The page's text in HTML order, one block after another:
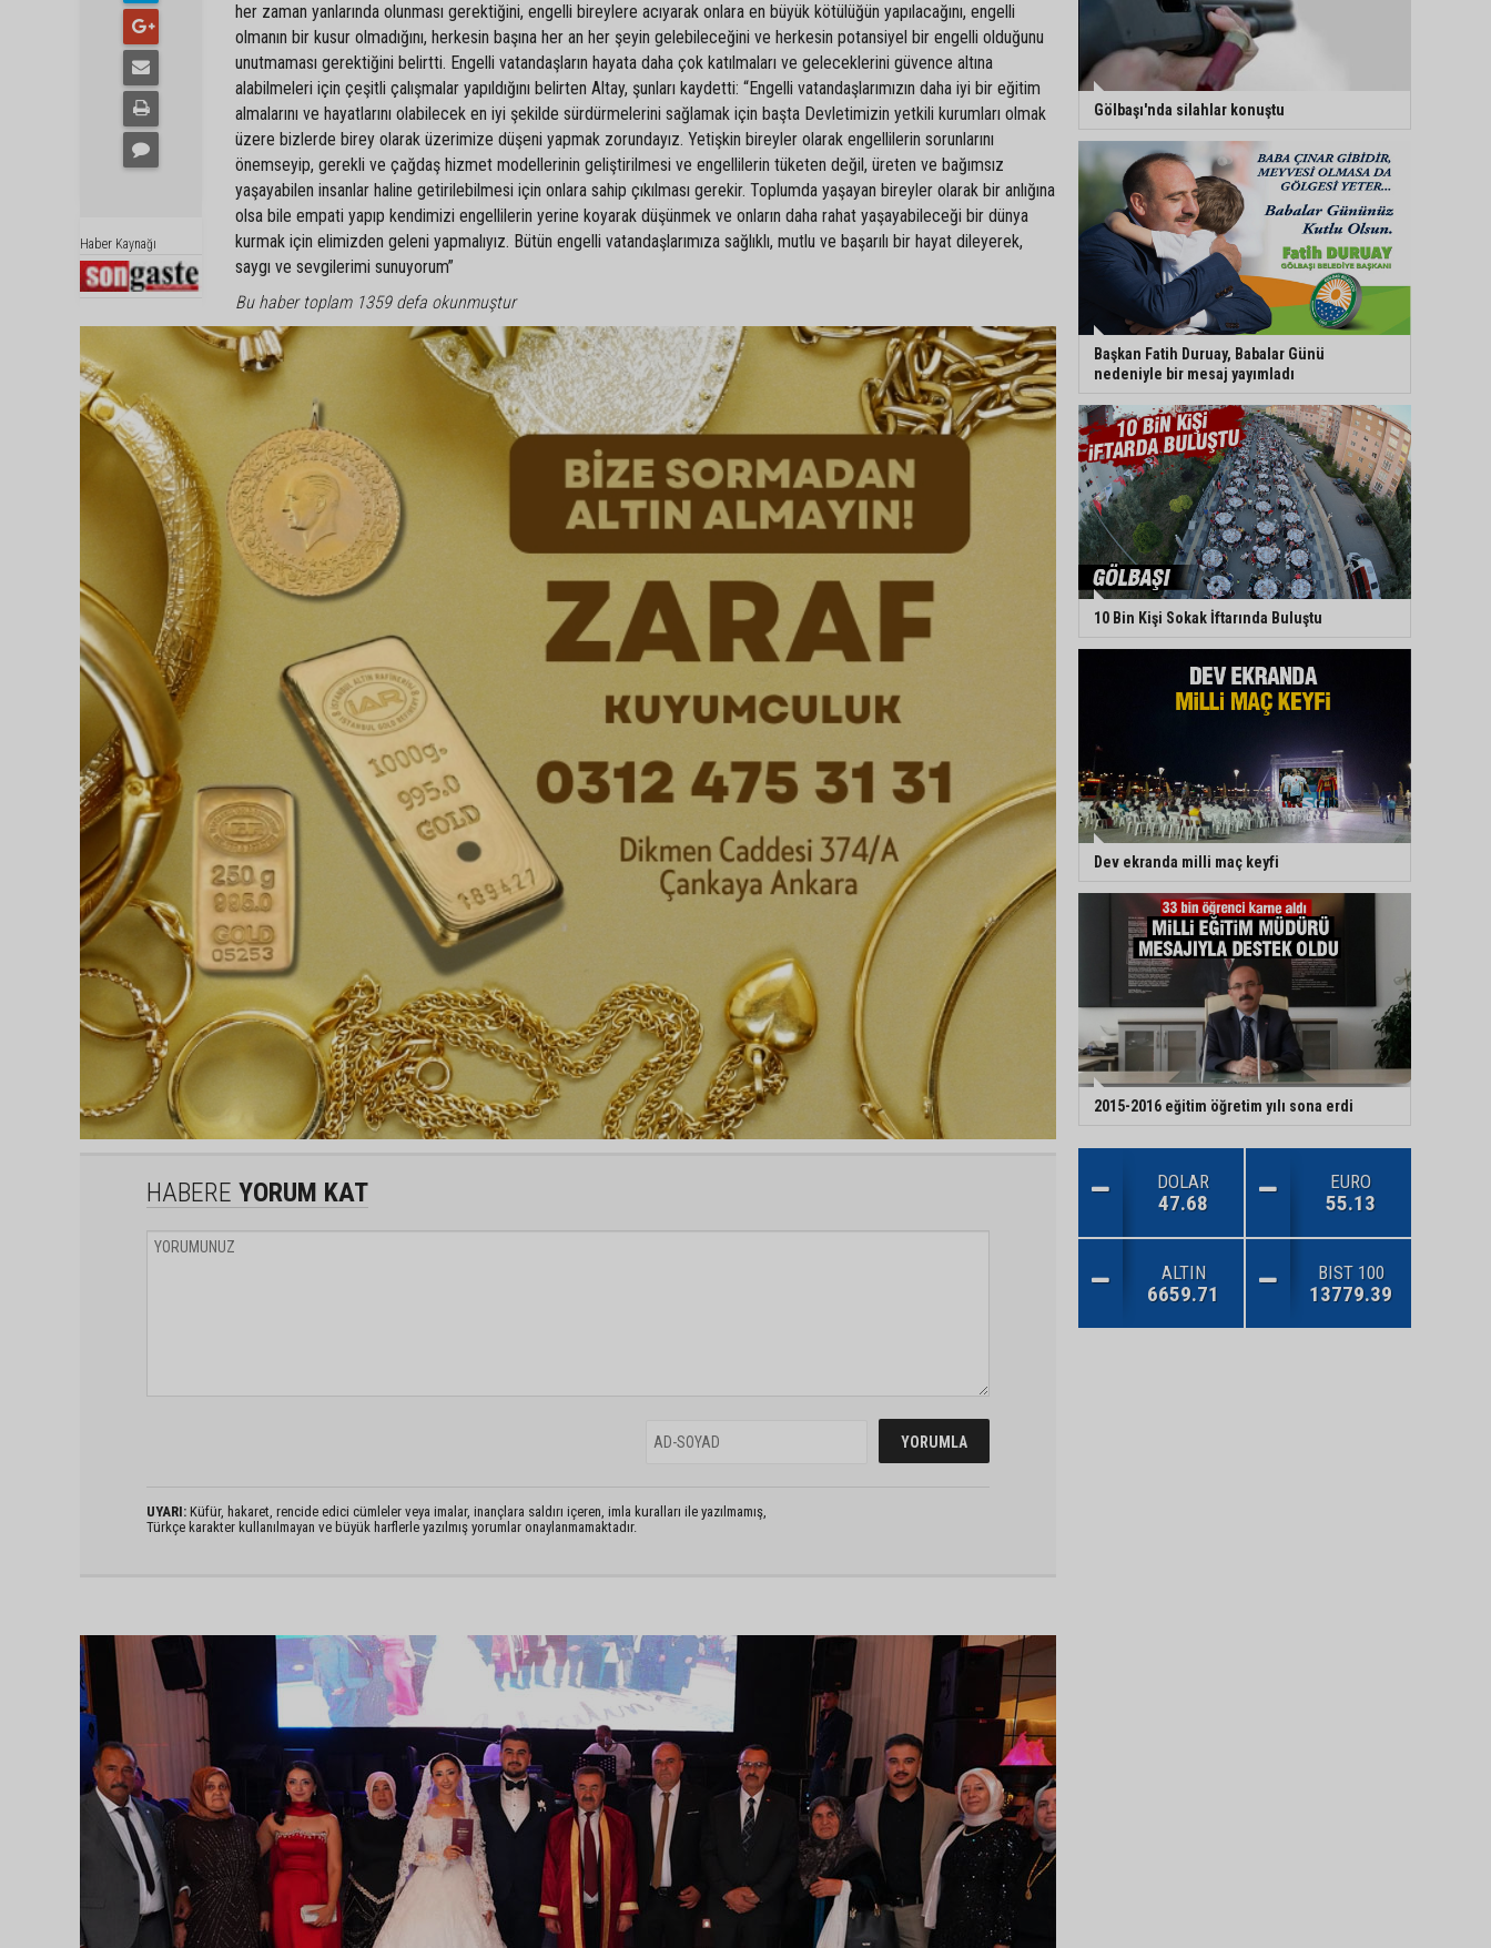
Haber Kaynağı
her zaman yanlarında olunması gerektiğini, engelli bireylere acıyarak onlara en büyük kötülüğün yapılacağını, engelli
olmanın bir kusur olmadığını, herkesin başına her an her şeyin gelebileceğini ve herkesin potansiyel bir engelli olduğunu
unutmaması gerektiğini belirtti. Engelli vatandaşların hayata daha çok katılmaları ve geleceklerini güvence altına
alabilmeleri için çeşitli çalışmalar yapıldığını belirten Altay, şunları kaydetti: “Engelli vatandaşlarımızın daha iyi bir eğitim
almalarını ve hayatlarını olabilecek en iyi şekilde sürdürmelerini sağlamak için başta Devletimizin yetkili kurumları olmak
üzere bizlerde birey olarak üzerimize düşeni yapmak zorundayız. Yetişkin bireyler olarak engellilerin sorunlarını
önemseyip, gerekli ve çağdaş hizmet modellerinin geliştirilmesi ve engellilerin tüketen değil, üreten ve bağımsız
yaşayabilen insanlar haline getirilebilmesi için onlara sahip çıkılması gerekir. Toplumda yaşayan bireyler olarak bir anlığına
olsa bile empati yapıp kendimizi engellilerin yerine koyarak düşünmek ve onların daha rahat yaşayabileceği bir dünya
kurmak için elimizden geleni yapmalıyız. Bütün engelli vatandaşlarımıza sağlıklı, mutlu ve başarılı bir hayat dileyerek,
saygı ve sevgilerimi sunuyorum”
Bu haber toplam 1359 defa okunmuştur
HABERE YORUM KAT
UYARI: Küfür, hakaret, rencide edici cümleler veya imalar, inançlara saldırı içeren, imla kuralları ile yazılmamış,
Türkçe karakter kullanılmayan ve büyük harflerle yazılmış yorumlar onaylanmamaktadır.
Gölbaşı'nda silahlar konuştu
Başkan Fatih Duruay, Babalar Günü
nedeniyle bir mesaj yayımladı
10 Bin Kişi Sokak İftarında Buluştu
Dev ekranda milli maç keyfi
2015-2016 eğitim öğretim yılı sona erdi
DOLAR
47.68
EURO
55.13
ALTIN
6659.71
BIST 100
13779.39